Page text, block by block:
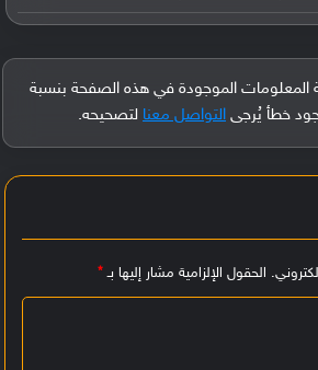
المعلومات الموجودة في هذه الصفحة بنسبة
التواصل معنا لتصحيحه.
الحقول الإلزامية مشار إليها بـ*